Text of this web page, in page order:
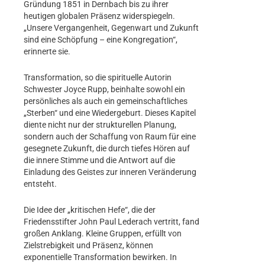
Gründung 1851 in Dernbach bis zu ihrer
heutigen globalen Präsenz widerspiegeln.
„Unsere Vergangenheit, Gegenwart und Zukunft
sind eine Schöpfung – eine Kongregation“,
erinnerte sie.
Transformation, so die spirituelle Autorin
Schwester Joyce Rupp, beinhalte sowohl ein
persönliches als auch ein gemeinschaftliches
„Sterben“ und eine Wiedergeburt. Dieses Kapitel
diente nicht nur der strukturellen Planung,
sondern auch der Schaffung von Raum für eine
gesegnete Zukunft, die durch tiefes Hören auf
die innere Stimme und die Antwort auf die
Einladung des Geistes zur inneren Veränderung
entsteht.
Die Idee der „kritischen Hefe“, die der
Friedensstifter John Paul Lederach vertritt, fand
großen Anklang. Kleine Gruppen, erfüllt von
Zielstrebigkeit und Präsenz, können
exponentielle Transformation bewirken. In